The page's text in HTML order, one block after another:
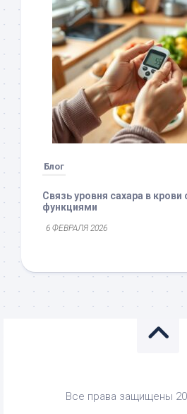
Блог
Связь уровня сахара в
функциями
6 ФЕВРАЛЯ 2026
Все права защищены